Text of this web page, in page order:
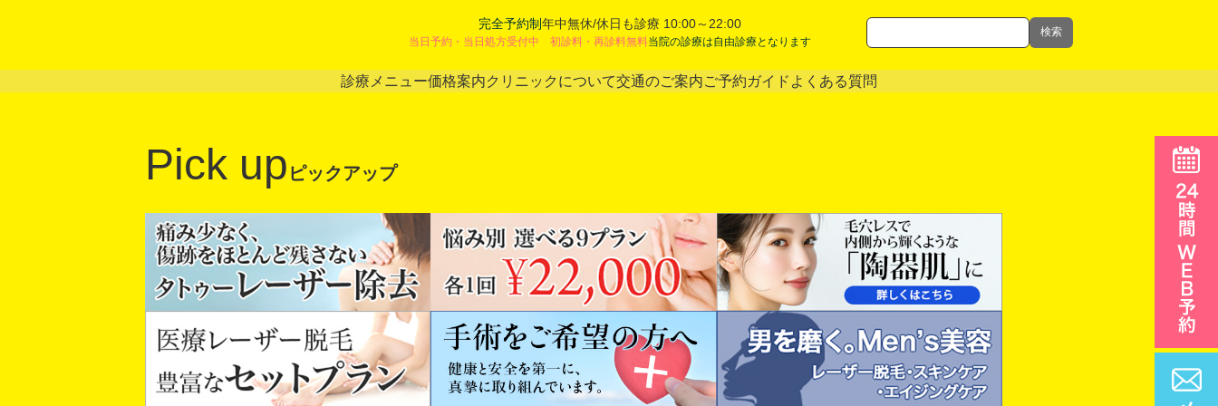
完全予約制年中無休/休日も診療 10:00～22:00
当日予約・当日処方受付中 初診料・再診料無料当院の診療は自由診療となります
検索
診療メニュー価格案内クリニックについて交通のご案内ご予約ガイド よくある質問
Pick up ピックアップ